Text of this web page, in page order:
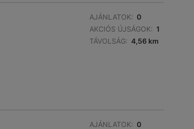
AJÁNLATOK: 0
AKCIÓS ÚJSÁGOK: 1
TÁVOLSÁG: 4,56 km
AJÁNLATOK: 0